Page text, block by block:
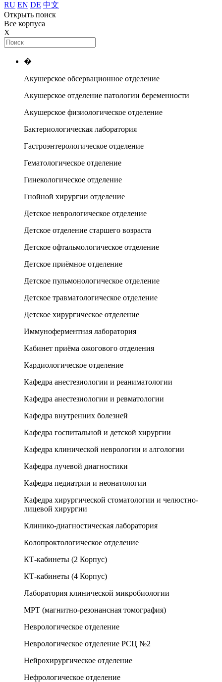
RU EN DE 中文
Открыть поиск
Все корпуса
X
�
Акушерское обсервационное отделение
Акушерское отделение патологии беременности
Акушерское физиологическое отделение
Бактериологическая лаборатория
Гастроэнтерологическое отделение
Гематологическое отделение
Гинекологическое отделение
Гнойной хирургии отделение
Детское неврологическое отделение
Детское отделение старшего возраста
Детское офтальмологическое отделение
Детское приёмное отделение
Детское пульмонологическое отделение
Детское травматологическое отделение
Детское хирургическое отделение
Иммуноферментная лаборатория
Кабинет приёма ожогового отделения
Кардиологическое отделение
Кафедра анестезиологии и реаниматологии
Кафедра анестезиологии и ревматологии
Кафедра внутренних болезней
Кафедра госпитальной и детской хирургии
Кафедра клинической неврологии и алгологии
Кафедра лучевой диагностики
Кафедра педиатрии и неонатологии
Кафедра хирургической стоматологии и челюстно-
лицевой хирургии
Клинико-диагностическая лаборатория
Колопроктологическое отделение
КТ-кабинеты (2 Корпус)
КТ-кабинеты (4 Корпус)
Лаборатория клинической микробиологии
МРТ (магнитно-резонансная томография)
Неврологическое отделение
Неврологическое отделение РСЦ №2
Нейрохирургическое отделение
Нефрологическое отделение